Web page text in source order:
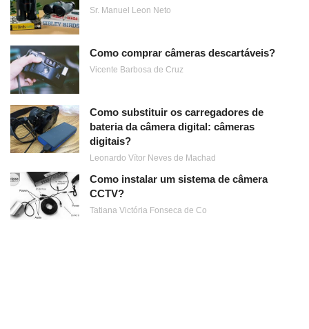
Sr. Manuel Leon Neto
Como comprar câmeras descartáveis?
Vicente Barbosa de Cruz
Como substituir os carregadores de
bateria da câmera digital: câmeras
digitais?
Leonardo Vítor Neves de Machad
Como instalar um sistema de câmera
CCTV?
Tatiana Victória Fonseca de Co